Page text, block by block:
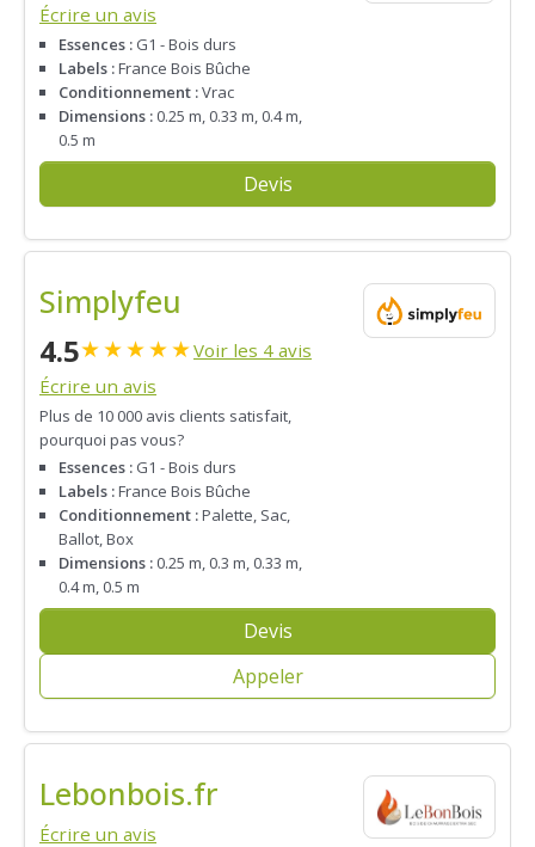
Écrire un avis
Essences : G1 - Bois durs
Labels :France Bois Bûche
Conditionnement :Vrac
Dimensions : 0.25 m, 0.33 m, 0.4 m,
0.5 m
Devis
Simplyfeu
4.5★★★★★Voir les 4 avis
Écrire un avis
Plus de 10 000 avis clients satisfait,
pourquoi pas vous?
Essences : G1 - Bois durs
Labels :France Bois Bûche
Conditionnement :Palette, Sac,
Ballot, Box
Dimensions : 0.25 m, 0.3 m, 0.33 m,
0.4 m, 0.5 m
Devis
Appeler
Lebonbois.fr
Écrire un avis